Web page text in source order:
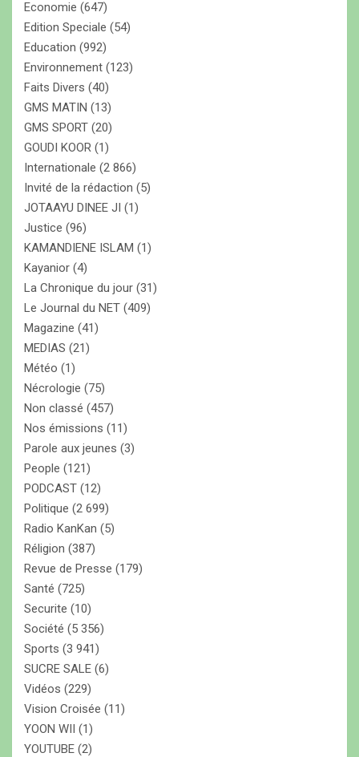
Economie (647)
Edition Speciale (54)
Education (992)
Environnement (123)
Faits Divers (40)
GMS MATIN (13)
GMS SPORT (20)
GOUDI KOOR (1)
Internationale (2 866)
Invité de la rédaction (5)
JOTAAYU DINEE JI (1)
Justice (96)
KAMANDIENE ISLAM (1)
Kayanior (4)
La Chronique du jour (31)
Le Journal du NET (409)
Magazine (41)
MEDIAS (21)
Météo (1)
Nécrologie (75)
Non classé (457)
Nos émissions (11)
Parole aux jeunes (3)
People (121)
PODCAST (12)
Politique (2 699)
Radio KanKan (5)
Réligion (387)
Revue de Presse (179)
Santé (725)
Securite (10)
Société (5 356)
Sports (3 941)
SUCRE SALE (6)
Vidéos (229)
Vision Croisée (11)
YOON WII (1)
YOUTUBE (2)